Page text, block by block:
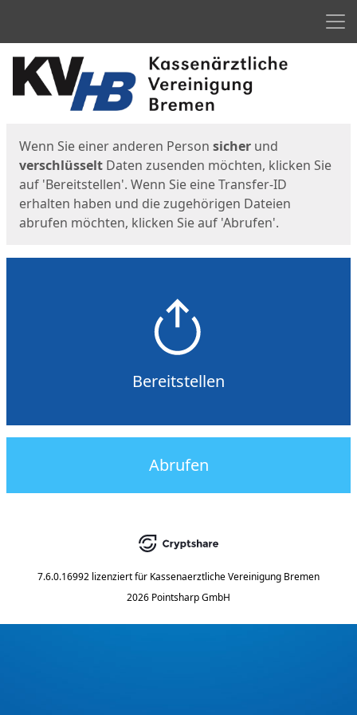
Start
Wenn Sie einer anderen Person sicher und
verschlüsselt Daten zusenden möchten, klicken Sie
auf 'Bereitstellen'. Wenn Sie eine Transfer-ID
erhalten haben und die zugehörigen Dateien
abrufen möchten, klicken Sie auf 'Abrufen'.
Bereitstellen
Abrufen
7.6.0.16992 lizenziert für Kassenaerztliche Vereinigung Bremen
2026 Pointsharp GmbH